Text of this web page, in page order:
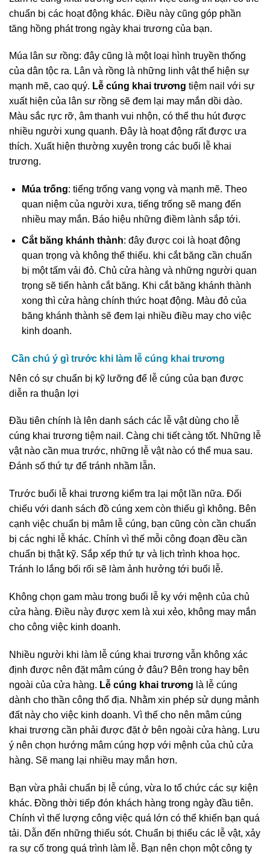
chuẩn bị các hoạt động khác. Điều này cũng góp phần
tăng hồng phát trong ngày khai trương của bạn.
Múa lân sư rồng: đây cũng là một loại hình truyền thống
của dân tộc ra. Lân và rồng là những linh vật thể hiện sự
mạnh mẽ, cao quý. Lễ cúng khai trương tiệm nail với sự
xuất hiện của lân sư rồng sẽ đem lại may mắn dồi dào.
Màu sắc rực rỡ, âm thanh vui nhộn, có thể thu hút được
nhiều người xung quanh. Đây là hoạt động rất được ưa
thích. Xuất hiện thường xuyên trong các buổi lễ khai
trương.
Múa trống: tiếng trống vang vọng và mạnh mẽ. Theo
quan niệm của người xưa, tiếng trống sẽ mang đến
nhiều may mắn. Báo hiệu những điềm lành sắp tới.
Cắt băng khánh thành: đây được coi là hoạt động
quan trọng và không thể thiếu. khi cắt băng cần chuẩn
bị một tấm vải đỏ. Chủ cửa hàng và những người quan
trọng sẽ tiến hành cắt băng. Khi cắt băng khánh thành
xong thì cửa hàng chính thức hoạt động. Màu đỏ của
băng khánh thành sẽ đem lại nhiều điều may cho việc
kinh doanh.
Cần chú ý gì trước khi làm lễ cúng khai trương
Nên có sự chuẩn bị kỹ lưỡng để lễ cúng của bạn được
diễn ra thuận lợi
Đầu tiên chính là lên danh sách các lễ vật dùng cho lễ
cúng khai trương tiệm nail. Càng chi tiết càng tốt. Những lễ
vật nào cần mua trước, những lễ vật nào có thể mua sau.
Đánh số thứ tự để tránh nhầm lẫn.
Trước buổi lễ khai trương kiểm tra lại một lần nữa. Đối
chiếu với danh sách đồ cúng xem còn thiếu gì không. Bên
cạnh việc chuẩn bị mâm lễ cúng, bạn cũng còn cần chuẩn
bị các nghi lễ khác. Chính vì thế mỗi công đoạn đều cần
chuẩn bị thật kỹ. Sắp xếp thứ tự và lịch trình khoa học.
Tránh lo lắng bối rối sẽ làm ảnh hưởng tới buổi lễ.
Không chọn gam màu trong buổi lễ kỵ với mệnh của chủ
cửa hàng. Điều này được xem là xui xẻo, không may mắn
cho công việc kinh doanh.
Nhiều người khi làm lễ cúng khai trương vẫn không xác
định được nên đặt mâm cúng ở đâu? Bên trong hay bên
ngoài của cửa hàng. Lễ cúng khai trương là lễ cúng
dành cho thần công thổ địa. Nhằm xin phép sử dụng mảnh
đất này cho việc kinh doanh. Vì thế cho nên mâm cúng
khai trương cần phải được đặt ở bên ngoài cửa hàng. Lưu
ý nên chọn hướng mâm cúng hợp với mệnh của chủ cửa
hàng. Sẽ mang lại nhiều may mắn hơn.
Bạn vừa phải chuẩn bị lễ cúng, vừa lo tổ chức các sự kiện
khác. Đồng thời tiếp đón khách hàng trong ngày đầu tiên.
Chính vì thế lượng công việc quá lớn có thể khiến bạn quá
tải. Dẫn đến những thiếu sót. Chuẩn bị thiếu các lễ vật, xảy
ra sự cố trong quá trình làm lễ. Bạn nên chọn một công ty